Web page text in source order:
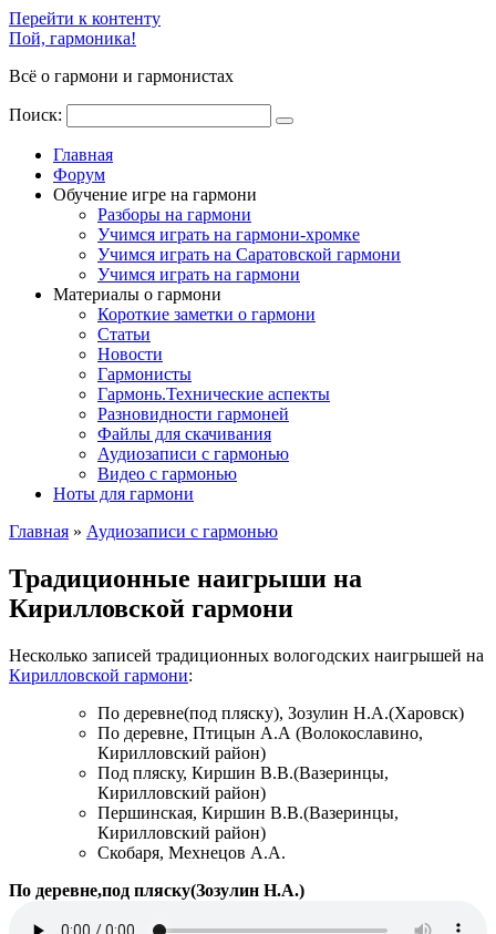
Перейти к контенту
Пой, гармоника!
Всё о гармони и гармонистах
Поиск:
Главная
Форум
Обучение игре на гармони
Разборы на гармони
Учимся играть на гармони-хромке
Учимся играть на Саратовской гармони
Учимся играть на гармони
Материалы о гармони
Короткие заметки о гармони
Cтатьи
Новости
Гармонисты
Гармонь.Технические аспекты
Разновидности гармоней
Файлы для скачивания
Аудиозаписи с гармонью
Видео с гармонью
Ноты для гармони
Главная » Аудиозаписи с гармонью
Традиционные наигрыши на
Кирилловской гармони
Несколько записей традиционных вологодских наигрышей на
Кирилловской гармони:
По деревне(под пляску), Зозулин Н.А.(Харовск)
По деревне, Птицын А.А (Волокославино,
Кирилловский район)
Под пляску, Киршин В.В.(Вазеринцы,
Кирилловский район)
Першинская, Киршин В.В.(Вазеринцы,
Кирилловский район)
Скобаря, Мехнецов А.А.
По деревне,под пляску(Зозулин Н.А.)